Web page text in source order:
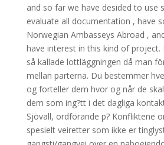
and so far we have desided to use
evaluate all documentation , have
Norwegian Ambasseys Abroad ,
have interest in this kind of project.
så kallade lottläggningen då man
mellan parterna. Du bestemmer
og forteller dem hvor og når de
dem som ing?tt i det dagliga
Sjövall, ordförande p? Konfliktene
spesielt veiretter som ikke er